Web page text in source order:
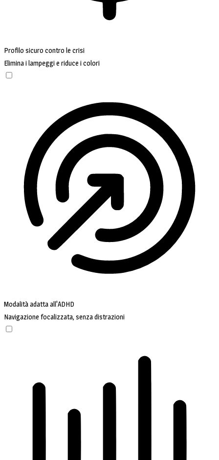
Profilo sicuro contro le crisi
Elimina i lampeggi e riduce i colori
Modalità adatta all'ADHD
Navigazione focalizzata, senza distrazioni